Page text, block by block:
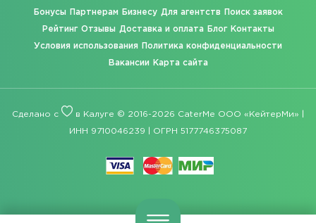
Бонусы Партнерам Бизнесу Для агентств Поиск заявок
Рейтинг Отзывы Доставка и оплата Блог Контакты
Условия использования Политика конфиденциальности
Вакансии Карта сайта
Сделано с в Калуге © 2016-2026 CaterMe ООО «КейтерМи» |
ИНН 9710046239 | ОГРН 5177746375087